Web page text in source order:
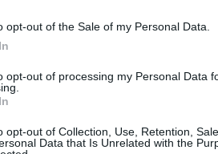
opt-out of the Sale of my Personal Data.
opt-out of processing my Personal Data
opt-out of Collection, Use, Retention,
Data that Is Unrelated with the
golfozás közben. A
Service egyik ügynöke
a fenyegetőre célozva
hogy a fegyveres viszont
es típusú, távcsővel
között.
látták elmenekülni a